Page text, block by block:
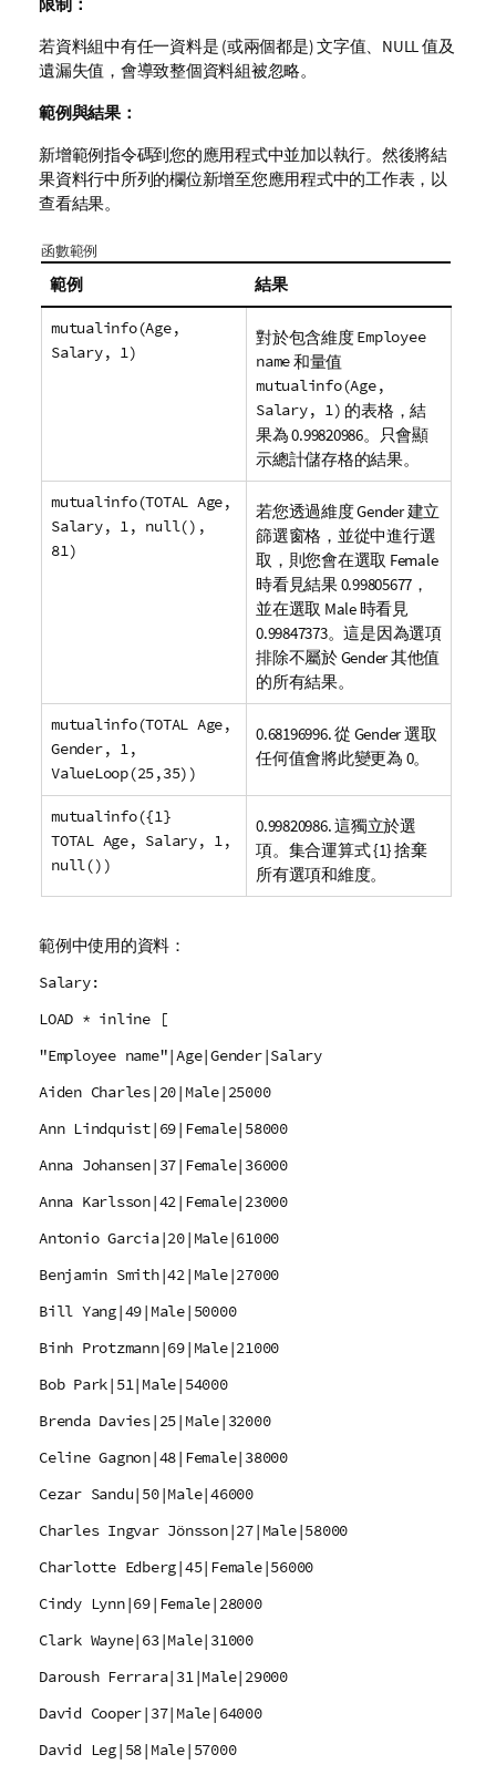
若資料組中有任一資料是 (或兩個都是) 文字值、 NULL值及
遺漏失值，會導致整個資料組被忽略。
範例與結果：
新增範例指令碼到您的應用程式中並加以執行。然後將結
果資料行中所列的欄位新增至您應用程式中的工作表，以
查看結果。
函數範例
範例 結果
mutualinfo(Age,
Salary, 1)
對於包含維度Employee
name和量值
mutualinfo(Age,
Salary, 1) 的表格，結
果為 0.99820986。只會顯
示總計儲存格的結果。
mutualinfo(TOTAL Age,
Salary, 1, null(),
81)
若您透過維度Gender建立
篩選窗格，並從中進行選
取，則您會在選取 Female
時看見結果 0.99805677，
並在選取 Male時看見
0.99847373。這是因為選項
排除不屬於Gender其他值
的所有結果。
mutualinfo(TOTAL Age,
Gender, 1,
ValueLoop(25,35))
0.68196996. 從 Gender選取
任何值會將此變更為 0。
mutualinfo({1}
TOTAL Age, Salary, 1,
null())
0.99820986. 這獨立於選
項。集合運算式 {1} 捨棄
所有選項和維度。
範例中使用的資料：
Salary:
LOAD * inline [
"Employee name"|Age|Gender|Salary
Aiden Charles|20|Male|25000
Ann Lindquist|69|Female|58000
Anna Johansen|37|Female|36000
Anna Karlsson|42|Female|23000
Antonio Garcia|20|Male|61000
Benjamin Smith|42|Male|27000
Bill Yang|49|Male|50000
Binh Protzmann|69|Male|21000
Bob Park|51|Male|54000
Brenda Davies|25|Male|32000
Celine Gagnon|48|Female|38000
Cezar Sandu|50|Male|46000
Charles Ingvar Jönsson|27|Male|58000
Charlotte Edberg|45|Female|56000
Cindy Lynn|69|Female|28000
Clark Wayne|63|Male|31000
Daroush Ferrara|31|Male|29000
David Cooper|37|Male|64000
David Leg|58|Male|57000